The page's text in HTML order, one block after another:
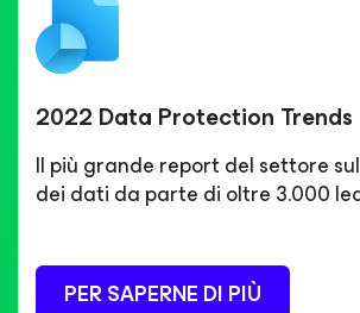
2022 Data Protection Trends
Il più grande report del settore
dei dati da parte di oltre 3.000
PER SAPERNE DI PIÙ